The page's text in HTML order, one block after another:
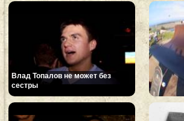
Влад Топалов не может без
сестры